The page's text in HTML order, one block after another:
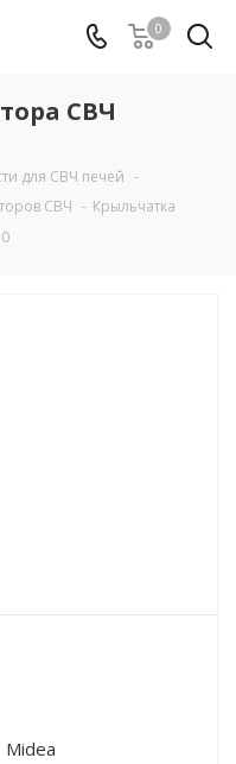
0
СВЧ
для СВЧ печей -
СВЧ - Крыльчатка
Midea